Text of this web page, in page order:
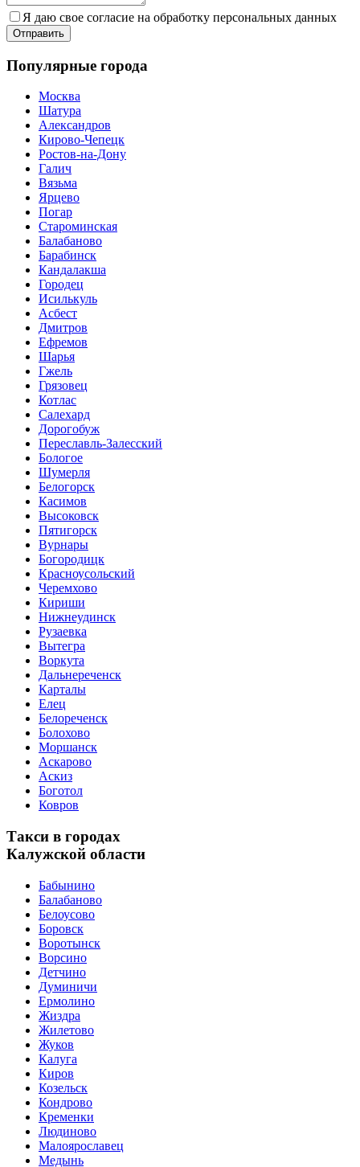
Я даю свое согласие на обработку персональных данных
Популярные города
Москва
Шатура
Александров
Кирово-Чепецк
Ростов-на-Дону
Галич
Вязьма
Ярцево
Погар
Староминская
Балабаново
Барабинск
Кандалакша
Городец
Исилькуль
Асбест
Дмитров
Ефремов
Шарья
Гжель
Грязовец
Котлас
Салехард
Дорогобуж
Переславль-Залесский
Бологое
Шумерля
Белогорск
Касимов
Высоковск
Пятигорск
Вурнары
Богородицк
Красноусольский
Черемхово
Кириши
Нижнеудинск
Рузаевка
Вытегра
Воркута
Дальнереченск
Карталы
Елец
Белореченск
Болохово
Моршанск
Аскарово
Аскиз
Боготол
Ковров
Такси в городах
Калужской области
Бабынино
Балабаново
Белоусово
Боровск
Воротынск
Ворсино
Детчино
Думиничи
Ермолино
Жиздра
Жилетово
Жуков
Калуга
Киров
Козельск
Кондрово
Кременки
Людиново
Малоярославец
Медынь